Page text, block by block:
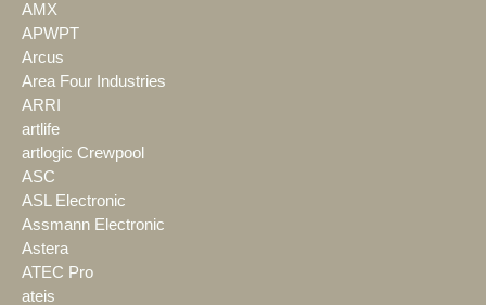
AMX
APWPT
Arcus
Area Four Industries
ARRI
artlife
artlogic Crewpool
ASC
ASL Electronic
Assmann Electronic
Astera
ATEC Pro
ateis